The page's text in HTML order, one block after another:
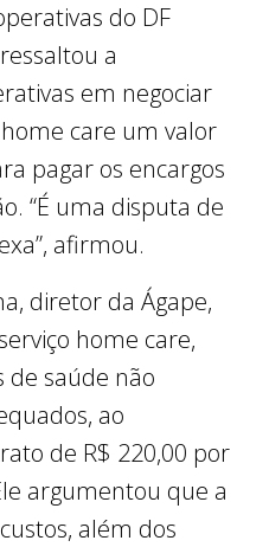
do DF
a
em negociar
care um valor
pagar os encargos
“É uma disputa de
afirmou.
diretor da Ágape,
home care,
de saúde não
ao
de R$ 220,00 por
argumentou que a
além dos